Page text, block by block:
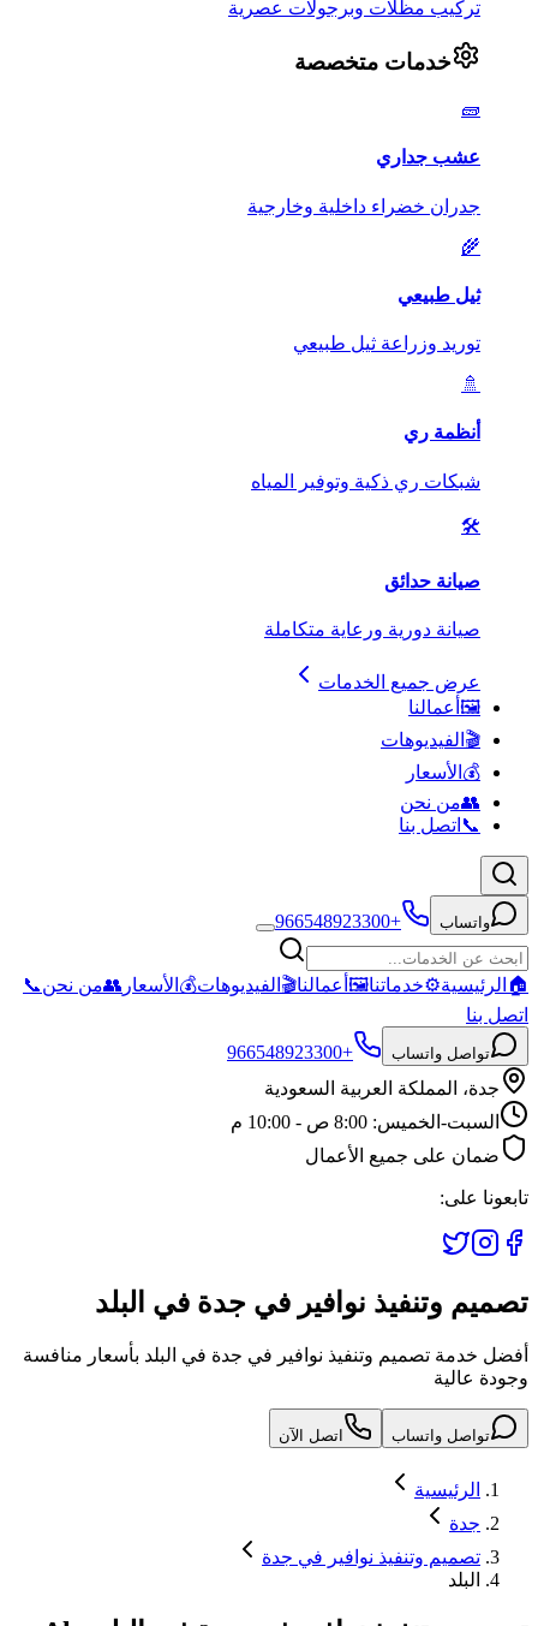
تركيب مظلات وبرجولات عصرية
خدمات متخصصة
🧱
عشب جداري
جدران خضراء داخلية وخارجية
🌾
ثيل طبيعي
توريد وزراعة ثيل طبيعي
🚿
أنظمة ري
شبكات ري ذكية وتوفير المياه
🛠️
صيانة حدائق
صيانة دورية ورعاية متكاملة
عرض جميع الخدمات
🖼️ أعمالنا
🎬 الفيديوهات
💰 الأسعار
👥من نحن
📞 اتصل بنا
واتساب +966548923300
🏠 الرئيسية⚙️خدماتنا🖼️ أعمالنا🎬 الفيديوهات💰 الأسعار 👥من نحن📞
اتصل بنا
تواصل واتساب
+966548923300
جدة، المملكة العربية السعودية
السبت-الخميس: 8:00 ص - 10:00 م
ضمان على جميع الأعمال
تابعونا على:
تصميم وتنفيذ نوافير في جدة في البلد
أفضل خدمة تصميم وتنفيذ نوافير في جدة في البلد بأسعار منافسة
وجودة عالية
تواصل واتساب اتصل الآن
الرئيسية
جدة
تصميم وتنفيذ نوافير في جدة
البلد